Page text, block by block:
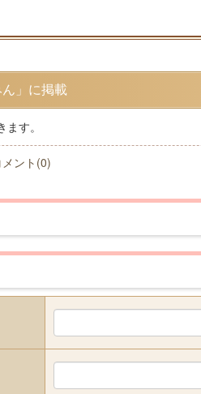
」に掲載
す。
メント(0)